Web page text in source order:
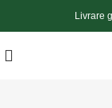
Livrare